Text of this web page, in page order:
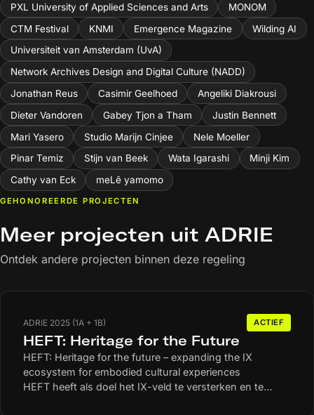
PXL University of Applied Sciences and Arts
MONOM
CTM Festival
KNMI Emergence Magazine
Wilding AI
Universiteit van Amsterdam (UvA)
Network Archives Design and Digital Culture (NADD)
Jonathan Reus
Casimir Geelhoed
Angeliki Diakrousi
Dieter Vandoren
Gabey Tjon a Tham
Justin Bennett
Mari Yasero
Studio Marijn Cinjee
Nele Moeller
Pinar Temiz
Stijn van Beek Wata Igarashi
Minji Kim
Cathy van Eck
meLê yamomo
GEHONOREERDE PROJECTEN
Meer projecten uit ADRIE
Ontdek andere projecten binnen deze regeling
ADRIE 2025 (1A + 1B) ACTIEF
HEFT: Heritage for the Future
HEFT: Heritage for the future – expanding the IX
ecosystem for embodied cultural experiences
HEFT heeft als doel het IX-veld te versterken en te